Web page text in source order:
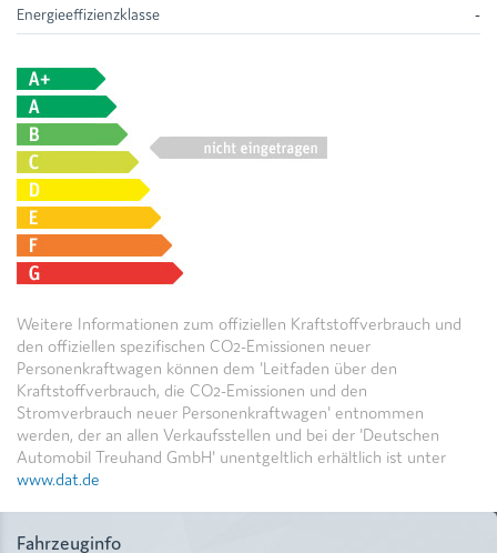
Energieeffizienzklasse -
Weitere Informationen zum offiziellen Kraftstoffverbrauch und
den offiziellen spezifischen CO2-Emissionen neuer
Personenkraftwagen können dem 'Leitfaden über den
Kraftstoffverbrauch, die CO2-Emissionen und den
Stromverbrauch neuer Personenkraftwagen' entnommen
werden, der an allen Verkaufsstellen und bei der 'Deutschen
Automobil Treuhand GmbH' unentgeltlich erhältlich ist unter
www.dat.de
Fahrzeuginfo